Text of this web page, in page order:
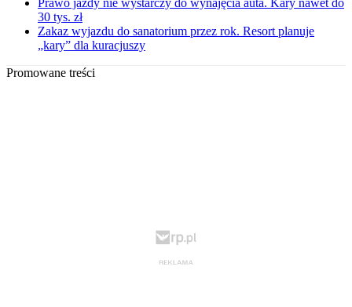
Prawo jazdy nie wystarczy do wynajęcia auta. Kary nawet do
30 tys. zł
Zakaz wyjazdu do sanatorium przez rok. Resort planuje
„kary” dla kuracjuszy
Promowane treści